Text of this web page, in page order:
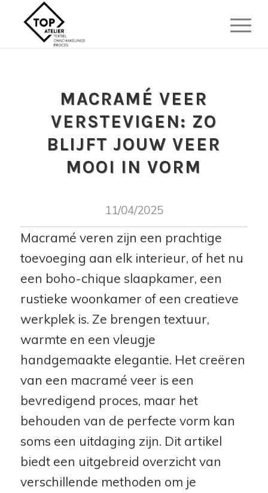
MACRAMÉ VEER
VERSTEVIGEN: ZO
BLIJFT JOUW VEER
MOOI IN VORM
11/04/2025
Macramé veren zijn een prachtige
toevoeging aan elk interieur, of het nu
een boho-chique slaapkamer, een
rustieke woonkamer of een creatieve
werkplek is. Ze brengen textuur,
warmte en een vleugje
handgemaakte elegantie. Het creëren
van een macramé veer is een
bevredigend proces, maar het
behouden van de perfecte vorm kan
soms een uitdaging zijn. Dit artikel
biedt een uitgebreid overzicht van
verschillende methoden om je